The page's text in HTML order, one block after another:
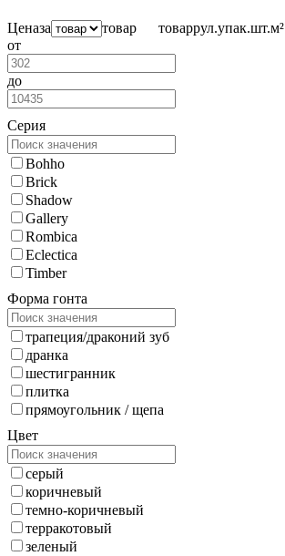
Ценаза товар товаррул.упак.шт.м²
от
до
Серия
Bohho
Brick
Shadow
Gallery
Rombica
Eclectica
Timber
Форма гонта
трапеция/драконий зуб
дранка
шестигранник
плитка
прямоугольник / щепа
Цвет
серый
коричневый
темно-коричневый
терракотовый
зеленый